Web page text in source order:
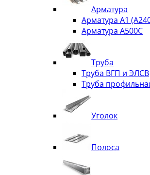
Арматура
Арматура А1
Арматура А500С
Труба
Труба ВГП и ЭЛСВ
Труба
Уголок
Полоса